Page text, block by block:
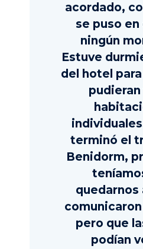
acordado,
se puso en
ningún
Estuve
del hotel
terminó el
Benidorm,
quedarnos
pero que
podían